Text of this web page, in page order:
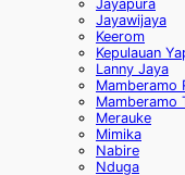
Jayapura
Jayawijaya
Keerom
Kepulauan
Lanny Jaya
Mamberamo
Mamberamo
Merauke
Mimika
Nabire
Nduga